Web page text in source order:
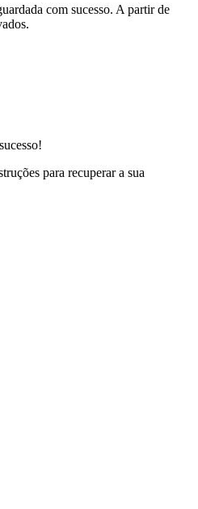
com sucesso. A partir de
para recuperar a sua